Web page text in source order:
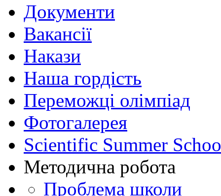
Документи
Вакансії
Накази
Наша гордість
Переможці олімпіад
Фотогалерея
Scientific Summer
Методична робота
Проблема школи